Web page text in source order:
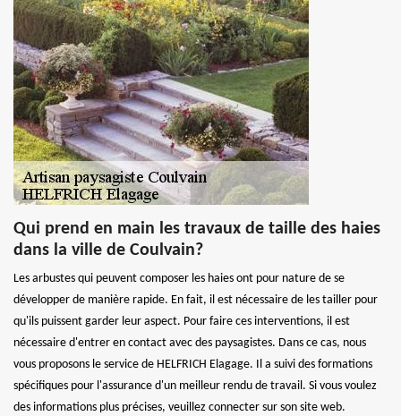
Qui prend en main les travaux de taille des haies
dans la ville de Coulvain?
Les arbustes qui peuvent composer les haies ont pour nature de se
développer de manière rapide. En fait, il est nécessaire de les tailler pour
qu'ils puissent garder leur aspect. Pour faire ces interventions, il est
nécessaire d'entrer en contact avec des paysagistes. Dans ce cas, nous
vous proposons le service de HELFRICH Elagage. Il a suivi des formations
spécifiques pour l'assurance d'un meilleur rendu de travail. Si vous voulez
des informations plus précises, veuillez connecter sur son site web.